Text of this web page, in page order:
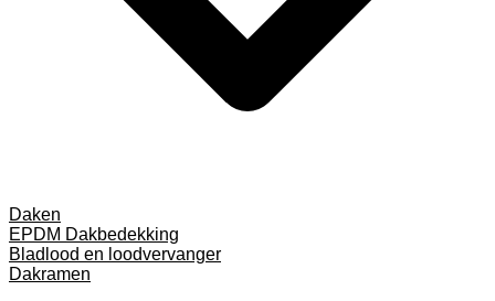
Daken
EPDM Dakbedekking
Bladlood en loodvervanger
Dakramen